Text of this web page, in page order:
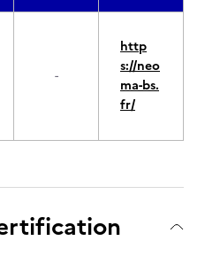
-
http
s://neo
ma-bs.
fr/